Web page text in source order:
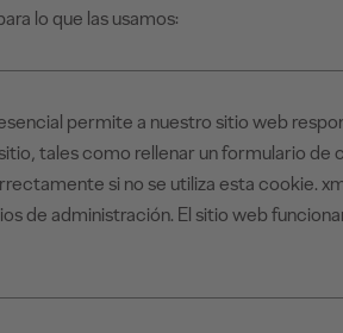
lo que las usamos:
permite a nuestro sitio web
tales como rellenar un formulario de
si no se utiliza esta cookie.
de administración. El sitio web